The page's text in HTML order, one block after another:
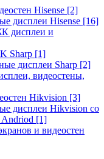
Hisense [2]
дисплеи Hisense [16]
дисплеи и
Sharp [1]
дисплеи Sharp [2]
видеостены,
Hikvision [3]
дисплеи Hikvision со
[1]
и видеостен